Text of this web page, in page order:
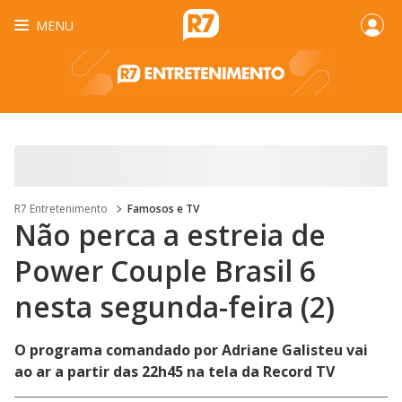
MENU
R7 Entretenimento Famosos e TV
Não perca a estreia de
Power Couple Brasil 6
nesta segunda-feira (2)
O programa comandado por Adriane Galisteu vai
ao ar a partir das 22h45 na tela da Record TV